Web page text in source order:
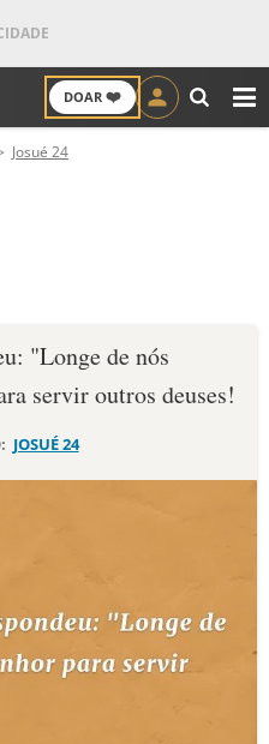
DOAR ❤️
Josué 24
"Longe de nós
servir outros deu­ses!
JOSUÉ 24